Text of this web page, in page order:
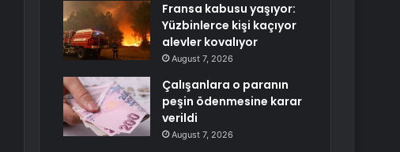
Fransa kabusu yaşıyor:
Yüzbinlerce kişi kaçıyor
alevler kovalıyor
August 7, 2026
Çalışanlara o paranın
peşin ödenmesine karar
verildi
August 7, 2026